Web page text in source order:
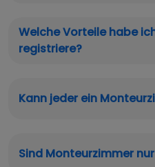
Welche Vorteile habe
registriere?
Kann jeder ein
Sind Monteurzimmer